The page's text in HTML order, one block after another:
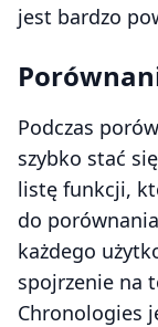
jest bardzo
Podczas
szybko stać
listę funkcji,
do
każdego
spojrzenie na
Chronologies